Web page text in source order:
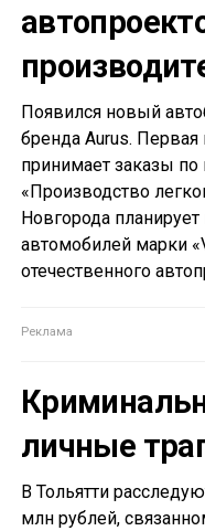
Появился новый
бренда Aurus.
принимает заказы
«Производство
Новгорода
автомобилей марки
отечественного
личные
В Тольятти
млн рублей,